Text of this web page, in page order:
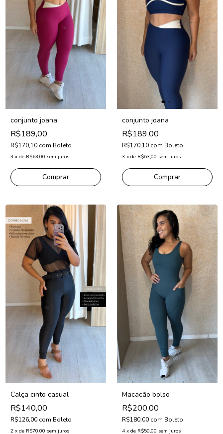
conjunto joana
R$189,00
R$170,10 com Boleto
3 x de R$63,00 sem juros
Comprar
conjunto joana
R$189,00
R$170,10 com Boleto
3 x de R$63,00 sem juros
Comprar
Calça cinto casual
R$140,00
R$126,00 com Boleto
2 x de R$70,00 sem juros
Macacão bolso
R$200,00
R$180,00 com Boleto
4 x de R$50,00 sem juros